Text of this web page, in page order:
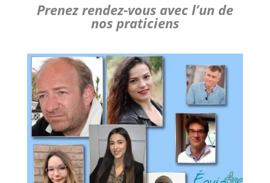
Prenez rendez-vous avec l’un de
nos praticiens